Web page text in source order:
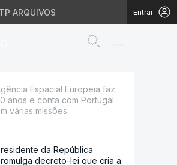
ARQUIVOS Entrar
Portugal em
Espacial Europeia faz
anos e conta com Portugal
várias missões
da República
decreto-lei que cria a